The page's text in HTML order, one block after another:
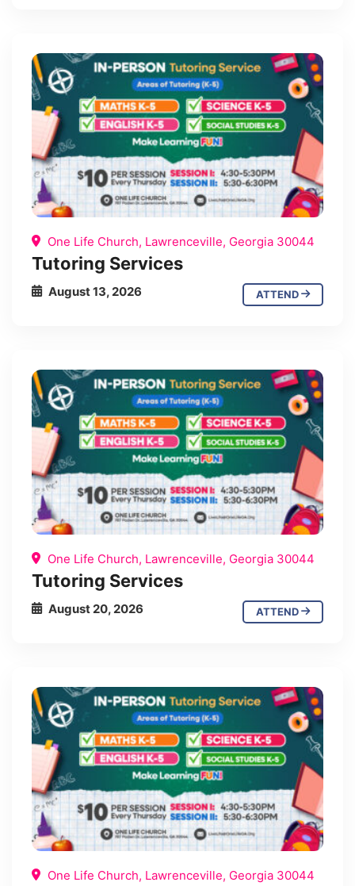
One Life Church, Lawrenceville, Georgia 30044
Tutoring Services
August 13, 2026 ATTEND
One Life Church, Lawrenceville, Georgia 30044
Tutoring Services
August 20, 2026 ATTEND
One Life Church, Lawrenceville, Georgia 30044